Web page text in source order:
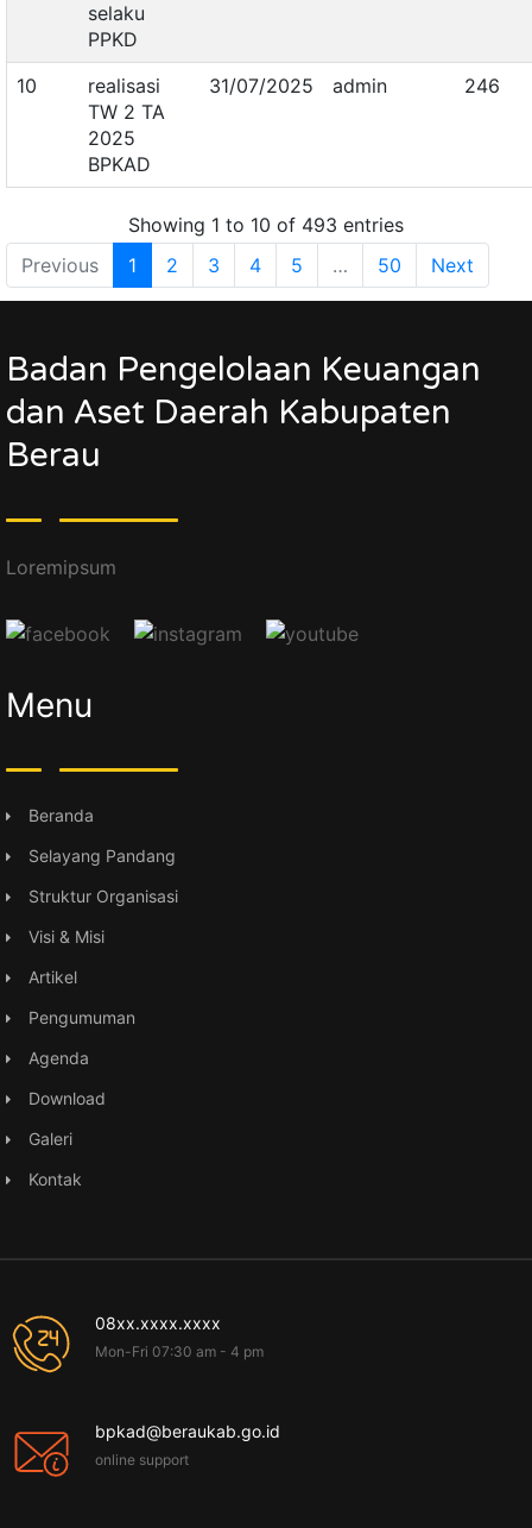
selaku
PPKD
10
realisasi
TW 2 TA
2025
BPKAD
31/07/2025 admin 246
Showing 1 to 10 of 493 entries
Previous
1 2 3 4 5 … 50 Next
Badan Pengelolaan Keuangan
dan Aset Daerah Kabupaten
Berau
Loremipsum
Menu
Beranda
Selayang Pandang
Struktur Organisasi
Visi & Misi
Artikel
Pengumuman
Agenda
Download
Galeri
Kontak
08xx.xxxx.xxxx
Mon-Fri 07:30 am - 4 pm
bpkad@beraukab.go.id
online support